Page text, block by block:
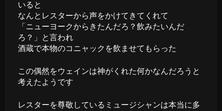
いると
なんとレスターから声をかけてきてくれて
「ニューヨークからきたんだろ？飲みたいんだ
ろ？」と言われ
酒蔵で本物のコニャックを飲ませてもらった
この偶然をウェインは神がくれた何かなんだろうと
考えたようです
レスターを尊敬しているミュージシャンは本当に多